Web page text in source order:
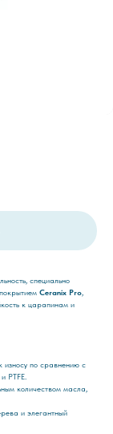
специально
Ceranix Pro
к царапинам и
износу по сравнению с
PTFE.
количеством масла,
и элегантный